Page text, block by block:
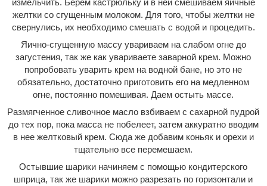
измельчить. Берем кастрюльку и в ней смешиваем яичные
желтки со сгущенным молоком. Для того, чтобы желтки не
свернулись, их необходимо смешать с водой и процедить.
Яично-сгущенную массу увариваем на слабом огне до
загустения, так же как увариваете заварной крем. Можно
попробовать уварить крем на водной бане, но это не
обязательно, достаточно приготовить его на медленном
огне, постоянно помешивая. Даем остыть массе.
Размягченное сливочное масло взбиваем с сахарной пудрой
до тех пор, пока масса не побелеет, затем аккуратно вводим
в нее желтковый крем. Сюда же добавим коньяк и орехи и
тщательно все перемешаем.
Остывшие шарики начиняем с помощью кондитерского
шприца, так же шарики можно разрезать по горизонтали и